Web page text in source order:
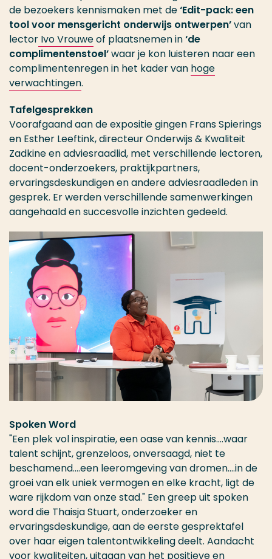
de bezoekers kennismaken met de‘Edit-pack: een
tool voor mensgericht onderwijs ontwerpen’van
lector Ivo Vrouweof plaatsnemen in‘de
complimentenstoel’waar je kon luisteren naar een
complimentenregen in het kader van hoge
verwachtingen.
Tafelgesprekken
Voorafgaand aan de expositie gingen Frans Spierings
en Esther Leeftink, directeur Onderwijs & Kwaliteit
Zadkine en adviesraadlid, met verschillende lectoren,
docent-onderzoekers, praktijkpartners,
ervaringsdeskundigen en andere adviesraadleden in
gesprek. Er werden verschillende samenwerkingen
aangehaald en succesvolle inzichten gedeeld.
Spoken Word
"Een plek vol inspiratie, een oase van kennis….waar
talent schijnt, grenzeloos, onversaagd, niet te
beschamend….een leeromgeving van dromen….in de
groei van elk uniek vermogen en elke kracht, ligt de
ware rijkdom van onze stad." Een greep uit spoken
word die Thaisja Stuart, onderzoeker en
ervaringsdeskundige, aan de eerste gesprektafel
over haar eigen talentontwikkeling deelt. Aandacht
voor kwaliteiten, uitgaan van het positieve en